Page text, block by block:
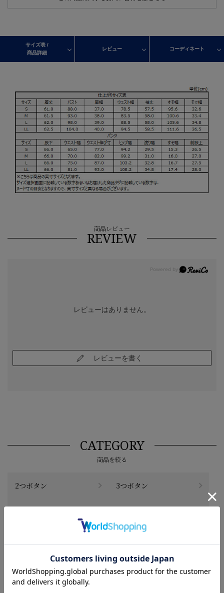
サイズ表 /
商品詳細
レビュー コーディネート
商品レビュー
REVIEW
レビューはありません。
レビューを書く
CATEGORY
商品を絞る
2つボタン 3つボタン
#SOFFICE #washable #ママスーツ #L_上下セットスーツ
#all_season_item